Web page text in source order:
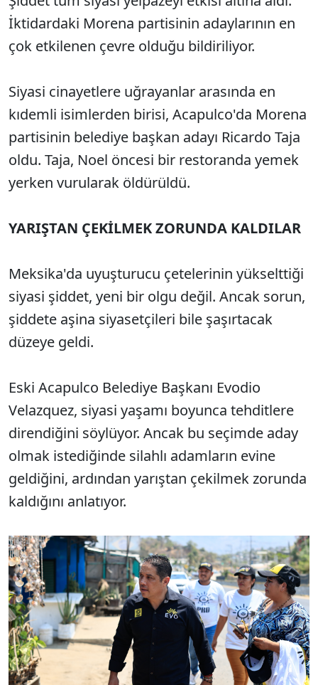
İktidardaki Morena partisinin adaylarının en
çok etkilenen çevre olduğu bildiriliyor.
Siyasi cinayetlere uğrayanlar arasında en
kıdemli isimlerden birisi, Acapulco'da Morena
partisinin belediye başkan adayı Ricardo Taja
oldu. Taja, Noel öncesi bir restoranda yemek
yerken vurularak öldürüldü.
YARIŞTAN ÇEKİLMEK ZORUNDA KALDILAR
Meksika'da uyuşturucu çetelerinin yükselttiği
siyasi şiddet, yeni bir olgu değil. Ancak sorun,
şiddete aşina siyasetçileri bile şaşırtacak
düzeye geldi.
Eski Acapulco Belediye Başkanı Evodio
Velazquez, siyasi yaşamı boyunca tehditlere
direndiğini söylüyor. Ancak bu seçimde aday
olmak istediğinde silahlı adamların evine
geldiğini, ardından yarıştan çekilmek zorunda
kaldığını anlatıyor.